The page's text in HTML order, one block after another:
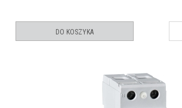
DO KOSZYKA